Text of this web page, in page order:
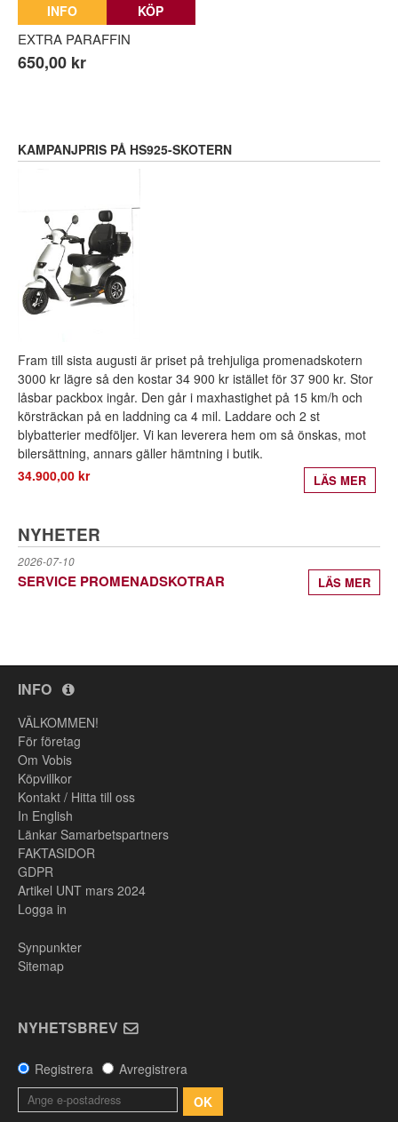
INFO KÖP
EXTRA PARAFFIN
650,00 kr
KAMPANJPRIS PÅ HS925-SKOTERN
Fram till sista augusti är priset på trehjuliga promenadskotern
3000 kr lägre så den kostar 34 900 kr istället för 37 900 kr. Stor
låsbar packbox ingår. Den går i maxhastighet på 15 km/h och
körsträckan på en laddning ca 4 mil. Laddare och 2 st
blybatterier medföljer. Vi kan leverera hem om så önskas, mot
bilersättning, annars gäller hämtning i butik.
34.900,00 kr
LÄS MER
NYHETER
2026-07-10
SERVICE PROMENADSKOTRAR LÄS MER
INFO
VÄLKOMMEN!
För företag
Om Vobis
Köpvillkor
Kontakt / Hitta till oss
In English
Länkar Samarbetspartners
FAKTASIDOR
GDPR
Artikel UNT mars 2024
Logga in
Synpunkter
Sitemap
NYHETSBREV
Registrera
Avregistrera
OK